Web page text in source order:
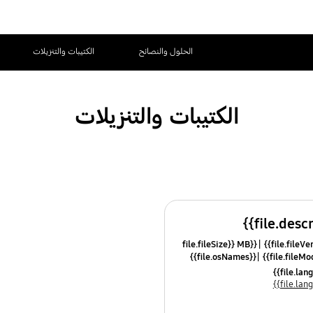
الحلول والنصائح الكتيبات والتنزيلات
الكتيبات والتنزيلات
{{file.fileSize}} MB
{{file.osNames}}